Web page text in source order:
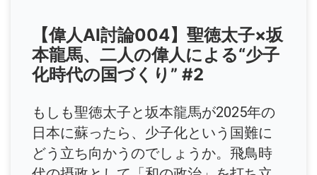
【偉人AI討論004】聖徳太子×坂
本龍馬、二人の偉人による“少子
化時代の国づくり” #2
もしも聖徳太子と坂本龍馬が2025年の
日本に蘇ったら、少子化という国難に
どう立ち向かうのでしょうか。飛鳥時